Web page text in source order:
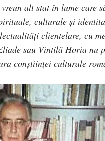
alt stat în lume care
culturale și
clientelare, cu
sau Vintilă Horia nu
conștiinței culturale